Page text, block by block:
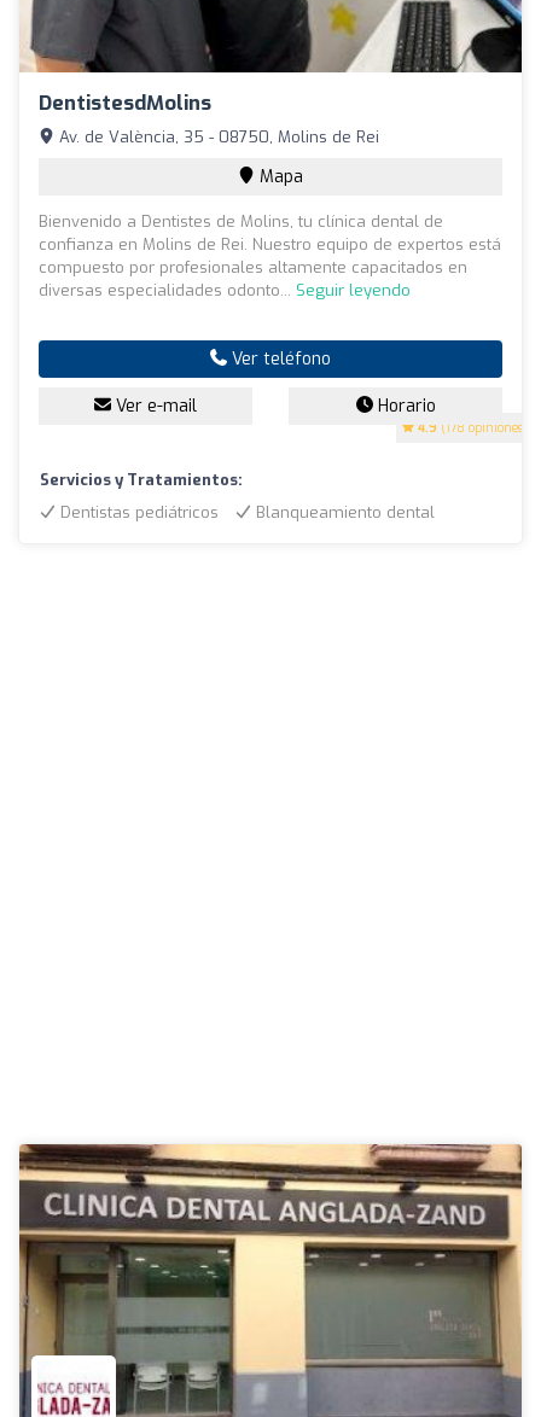
DentistesdMolins
4.9 (178 opiniones)
Av. de València, 35 - 08750, Molins de Rei
Mapa
Bienvenido a Dentistes de Molins, tu clínica dental de
confianza en Molins de Rei. Nuestro equipo de expertos está
compuesto por profesionales altamente capacitados en
diversas especialidades odonto... Seguir leyendo
Ver teléfono
Ver e-mail Horario
Servicios y Tratamientos:
Dentistas pediátricos
Blanqueamiento dental